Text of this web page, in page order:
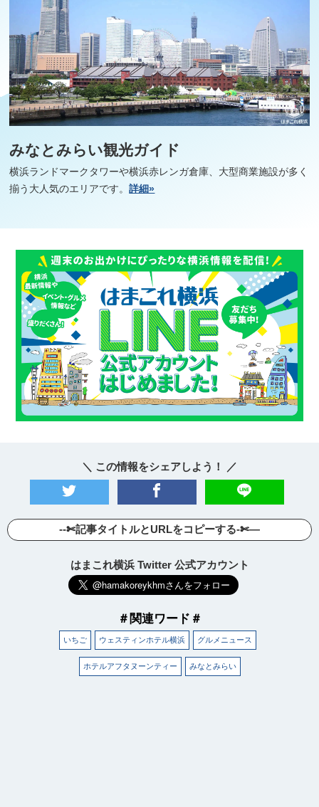
みなとみらい観光ガイド
横浜ランドマークタワーや横浜赤レンガ倉庫、大型商業施設が多く
揃う大人気のエリアです。詳細»
＼ この情報をシェアしよう！ ／
--✄記事タイトルとURLをコピーする-✄—
はまこれ横浜 Twitter 公式アカウント
＃関連ワード＃
いちご ウェスティンホテル横浜 グルメニュース
ホテルアフタヌーンティー みなとみらい